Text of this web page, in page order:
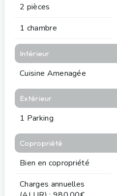
2 pièces
1 chambre
Intérieur
Cuisine Amenagée
Extérieur
1 Parking
Copropriété
Bien en copropriété
Charges annuelles